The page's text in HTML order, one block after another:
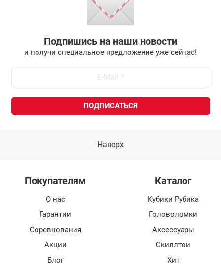
Подпишись на наши новости
и получи специальное предложение уже сейчас!
Наверх
Покупателям
О нас
Гарантии
Соревнования
Акции
Блог
Каталог
Кубики Рубика
Головоломки
Аксессуары
Скиллтои
Хит